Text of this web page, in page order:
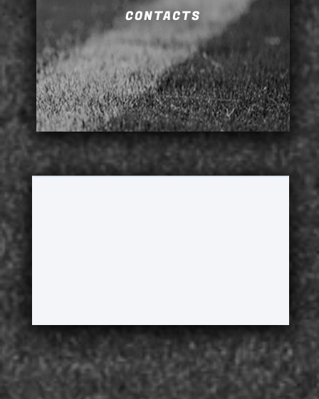
CONTACTS